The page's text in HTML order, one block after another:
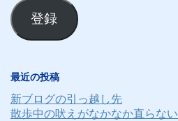
ル
ア
ス
登録
最近の投稿
新ブログの引っ越し先
散歩中の吠えがなかなか直らない